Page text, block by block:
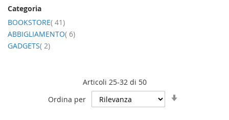
Articoli 25-32di 50
Ordina per
Categoria
BOOKSTORE 41elemento
ABBIGLIAMENTO 6elemento
GADGETS 2elemento